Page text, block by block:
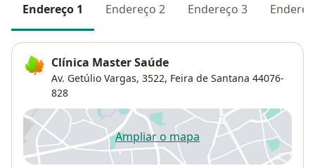
Endereço 1 Endereço 2 Endereço 3
Clínica Master Saúde
Av. Getúlio Vargas, 3522, Feira de Santana 44076-
828
Ampliar o mapaabre num novo separador